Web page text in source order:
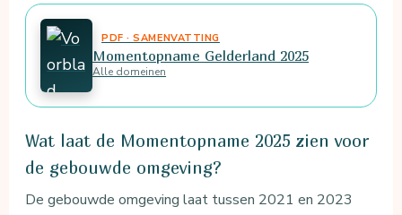
PDF · SAMENVATTING
Momentopname Gelderland 2025
Alle domeinen
Wat laat de Momentopname 2025 zien voor
de gebouwde omgeving?
De gebouwde omgeving laat tussen 2021 en 2023